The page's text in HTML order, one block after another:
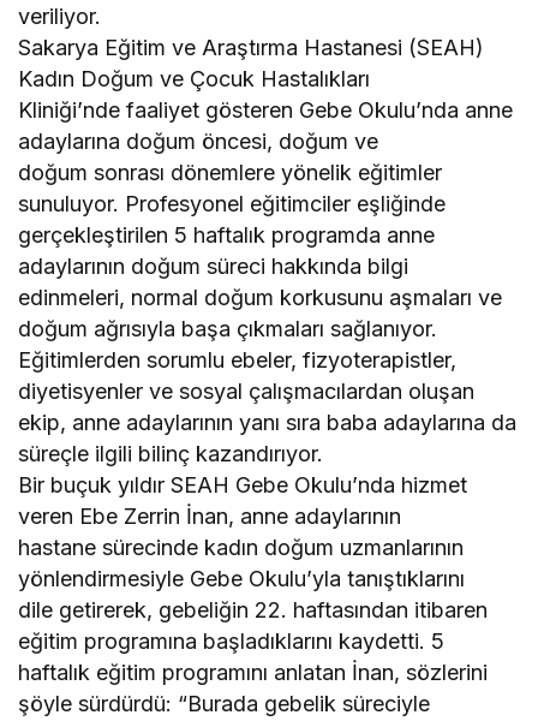
veriliyor.
Sakarya Eğitim ve Araştırma Hastanesi (SEAH)
Kadın Doğum ve Çocuk Hastalıkları
Kliniği’nde faaliyet gösteren Gebe Okulu’nda anne
adaylarına doğum öncesi, doğum ve
doğum sonrası dönemlere yönelik eğitimler
sunuluyor. Profesyonel eğitimciler eşliğinde
gerçekleştirilen 5 haftalık programda anne
adaylarının doğum süreci hakkında bilgi
edinmeleri, normal doğum korkusunu aşmaları ve
doğum ağrısıyla başa çıkmaları sağlanıyor.
Eğitimlerden sorumlu ebeler, fizyoterapistler,
diyetisyenler ve sosyal çalışmacılardan oluşan
ekip, anne adaylarının yanı sıra baba adaylarına da
süreçle ilgili bilinç kazandırıyor.
Bir buçuk yıldır SEAH Gebe Okulu’nda hizmet
veren Ebe Zerrin İnan, anne adaylarının
hastane sürecinde kadın doğum uzmanlarının
yönlendirmesiyle Gebe Okulu’yla tanıştıklarını
dile getirerek, gebeliğin 22. haftasından itibaren
eğitim programına başladıklarını kaydetti. 5
haftalık eğitim programını anlatan İnan, sözlerini
şöyle sürdürdü: “Burada gebelik süreciyle